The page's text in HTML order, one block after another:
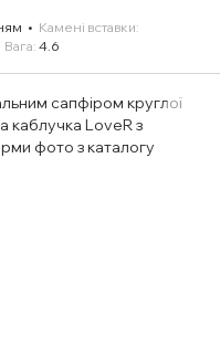
Камені вставки
Вага 4.6